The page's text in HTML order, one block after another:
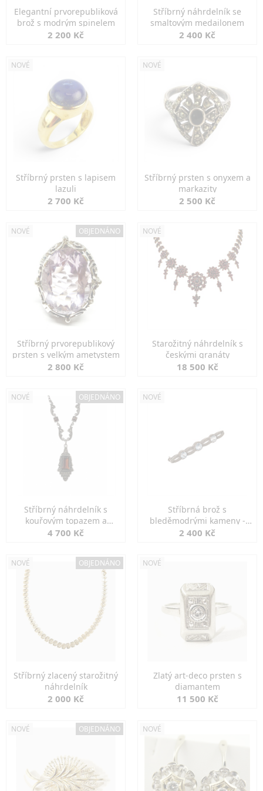
Elegantní prvorepubliková
brož s modrým spinelem
2 200 Kč
Stříbrný náhrdelník se
smaltovým medailonem
2 400 Kč
NOVÉ
Stříbrný prsten s lapisem
lazuli
2 700 Kč
NOVÉ
Stříbrný prsten s onyxem a
markazity
2 500 Kč
NOVÉ OBJEDNÁNO
Stříbrný prvorepublikový
prsten s velkým ametystem
2 800 Kč
NOVÉ
Starožitný náhrdelník s
českými granáty
18 500 Kč
NOVÉ OBJEDNÁNO
Stříbrný náhrdelník s
kouřovým topazem a
markazity
4 700 Kč
NOVÉ
Stříbrná brož s
bleděmodrými kameny -
jemná elegance
2 400 Kč
NOVÉ OBJEDNÁNO
Stříbrný zlacený starožitný
náhrdelník
2 000 Kč
NOVÉ
Zlatý art-deco prsten s
diamantem
11 500 Kč
NOVÉ OBJEDNÁNO NOVÉ